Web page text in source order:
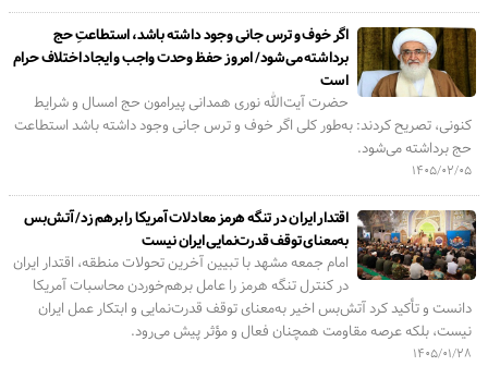
اگر خوف و ترس جانی وجود داشته باشد، استطاعتِ حج
برداشته می‌شود/ امروز حفظ وحدت واجب و ایجاد اختلاف حرام
است
حضرت آیت‌الله نوری همدانی پیرامون حج امسال و شرایط
کنونی، تصریح کردند: به‌طور کلی اگر خوف و ترس جانی وجود داشته باشد استطاعت
حج برداشته می‌شود.
۱۴۰۵/۰۲/۰۵
اقتدار ایران در تنگه هرمز معادلات آمریکا را برهم زد/ آتش‌بس
به‌معنای توقف قدرت‌نمایی ایران نیست
امام جمعه مشهد با تبیین آخرین تحولات منطقه، اقتدار ایران
در کنترل تنگه هرمز را عامل برهم‌خوردن محاسبات آمریکا
دانست و تأکید کرد آتش‌بس اخیر به‌معنای توقف قدرت‌نمایی و ابتکار عمل ایران
نیست، بلکه عرصه مقاومت همچنان فعال و مؤثر پیش می‌رود.
۱۴۰۵/۰۱/۲۸